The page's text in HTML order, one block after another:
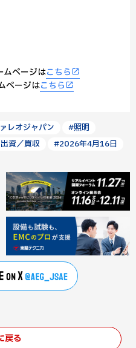
ページはこちら
ページはこちら
レオジャパン
#照明
資／買収
#2026年4月16日
戻る